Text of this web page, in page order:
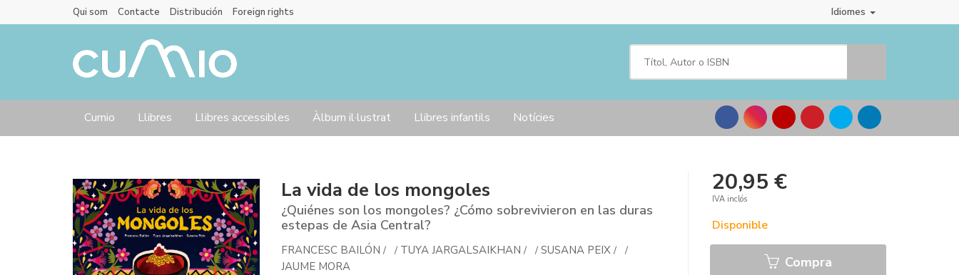
Idiomes
Qui som Contacte Distribución Foreign rights
Cumio Llibres Llibres accessibles Àlbum il·lustrat Llibres infantils Notícies
La vida de los mongoles
¿Quiénes son los mongoles? ¿Cómo sobrevivieron en las duras
estepas de Asia Central?
FRANCESC BAILÓN/ / TUYA JARGALSAIKHAN/ /SUSANA PEIX/ /
JAUME MORA
20,95 €
IVA inclós
Disponible
Compra